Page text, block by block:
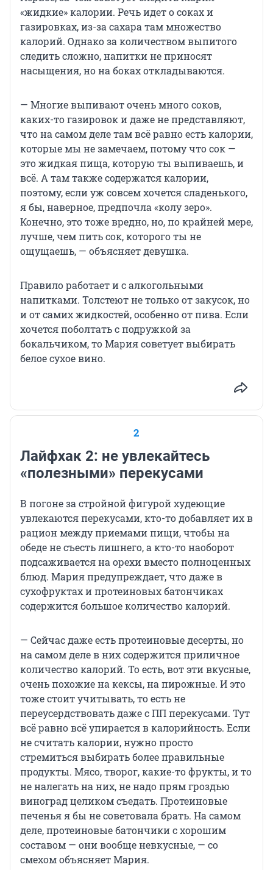
«жидкие» калории. Речь идет о соках и
газировках, из-за сахара там множество
калорий. Однако за количеством выпитого
следить сложно, напитки не приносят
насыщения, но на боках откладываются.
— Многие выпивают очень много соков,
каких-то газировок и даже не представляют,
что на самом деле там всё равно есть калории,
которые мы не замечаем, потому что сок —
это жидкая пища, которую ты выпиваешь, и
всё. А там также содержатся калории,
поэтому, если уж совсем хочется сладенького,
я бы, наверное, предпочла «колу зеро».
Конечно, это тоже вредно, но, по крайней мере,
лучше, чем пить сок, которого ты не
ощущаешь, — объясняет девушка.
Правило работает и с алкогольными
напитками. Толстеют не только от закусок, но
и от самих жидкостей, особенно от пива. Если
хочется поболтать с подружкой за
бокальчиком, то Мария советует выбирать
белое сухое вино.
2
Лайфхак 2: не увлекайтесь
«полезными» перекусами
В погоне за стройной фигурой худеющие
увлекаются перекусами, кто-то добавляет их в
рацион между приемами пищи, чтобы на
обеде не съесть лишнего, а кто-то наоборот
подсаживается на орехи вместо полноценных
блюд. Мария предупреждает, что даже в
сухофруктах и протеиновых батончиках
содержится большое количество калорий.
— Сейчас даже есть протеиновые десерты, но
на самом деле в них содержится приличное
количество калорий. То есть, вот эти вкусные,
очень похожие на кексы, на пирожные. И это
тоже стоит учитывать, то есть не
переусердствовать даже с ПП перекусами. Тут
всё равно всё упирается в калорийность. Если
не считать калории, нужно просто
стремиться выбирать более правильные
продукты. Мясо, творог, какие-то фрукты, и то
не налегать на них, не надо прям гроздью
виноград целиком съедать. Протеиновые
печенья я бы не советовала брать. На самом
деле, протеиновые батончики с хорошим
составом — они вообще невкусные, — со
смехом объясняет Мария.